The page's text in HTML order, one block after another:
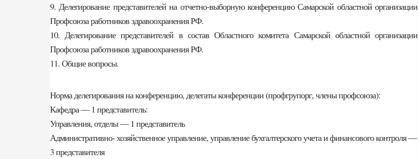
9. Делегирование представителей на отчетно-выборную конференцию Самарской областной организации
Профсоюза работников здравоохранения РФ.
10. Делегирование представителей в состав Областного комитета Самарской областной организации
Профсоюза работников здравоохранения РФ.
11. Общие вопросы.
Норма делегирования на конференцию, делегаты конференции (профгрупорг, члены профсоюза):
Кафедра — 1 представитель:
Управления, отделы — 1 представитель
Административно- хозяйственное управление, управление бухгалтерского учета и финансового контроля —
3 представителя